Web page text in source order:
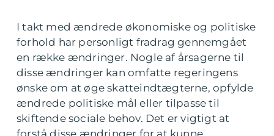
I takt med ændrede økonomiske og politiske
forhold har personligt fradrag gennemgået
en række ændringer. Nogle af årsagerne til
disse ændringer kan omfatte regeringens
ønske om at øge skatteindtægterne, opfylde
ændrede politiske mål eller tilpasse til
skiftende sociale behov. Det er vigtigt at
forstå disse ændringer for at kunne